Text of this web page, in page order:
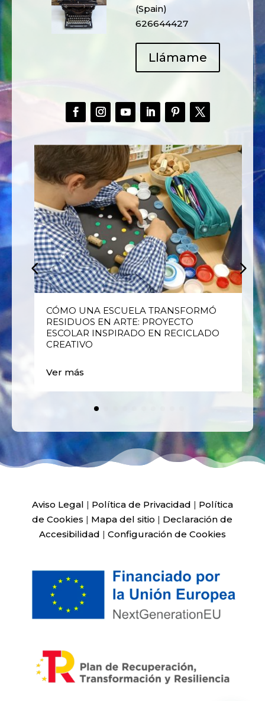
(Spain)
626644427
Llámame
CÓMO UNA ESCUELA TRANSFORMÓ
RESIDUOS EN ARTE: PROYECTO
ESCOLAR INSPIRADO EN RECICLADO
CREATIVO
Ver más
Aviso Legal | Política de Privacidad | Política
de Cookies | Mapa del sitio | Declaración de
Accesibilidad | Configuración de Cookies